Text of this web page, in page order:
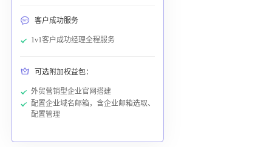
客户成功服务
1v1客户成功经理全程服务
可选附加权益包：
外贸营销型企业官网搭建
配置企业域名邮箱，含企业邮箱选取、
配置管理